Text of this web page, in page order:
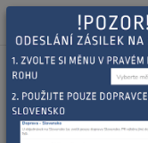
+420 602 288 130
(Po-Pá, 8-15 hod.)